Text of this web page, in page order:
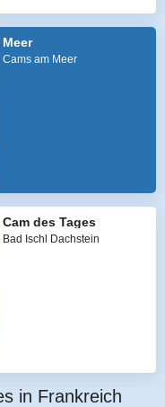
Meer
Cams am Meer
Cam des Tages
Bad Ischl Dachstein
in Frankreich